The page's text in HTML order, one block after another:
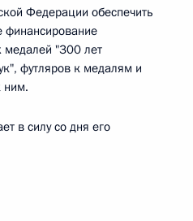
Федерации обеспечить
финансирование
медалей "300 лет
футляров к медалям и
ним.
в силу со дня его